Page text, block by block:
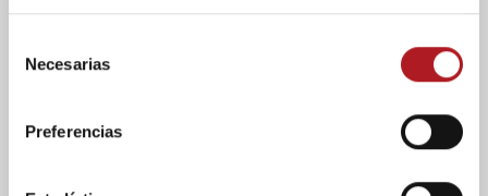
Necesarias
Preferencias
felicitar el cumpleaños a Enrique Cerezo,
sumó a esa felicitación y toda el aula magna se
unió para cantarle el cumpleaños feliz. Además, en
Aragón Radio.
Sandra Pallarés